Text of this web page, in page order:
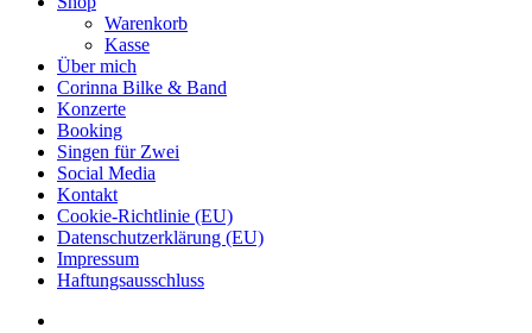
Warenkorb
Kasse
Über mich
Corinna Bilke & Band
Konzerte
Booking
Singen für Zwei
Social Media
Kontakt
Cookie-Richtlinie (EU)
Datenschutzerklärung (EU)
Impressum
Haftungsausschluss